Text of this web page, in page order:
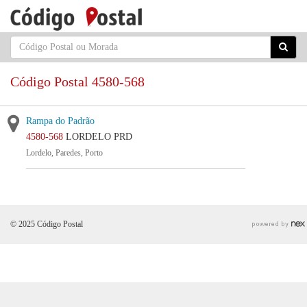
Código Postal 4580-568
Rampa do Padrão
4580-568 LORDELO PRD
Lordelo, Paredes, Porto
© 2025 Código Postal